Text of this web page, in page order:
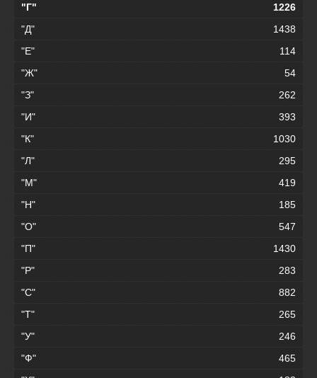
"Г"
1226
"Д"
1438
"Е"
114
"Ж"
54
"З"
262
"И"
393
"К"
1030
"Л"
295
"М"
419
"Н"
185
"О"
547
"П"
1430
"Р"
283
"С"
882
"Т"
265
"У"
246
"Ф"
465